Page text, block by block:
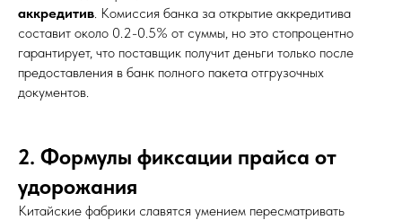
аккредитив . Комиссия банка за открытие аккредитива
составит около 0.2-0.5% от суммы, но это стопроцентно
гарантирует, что поставщик получит деньги только после
предоставления в банк полного пакета отгрузочных
документов.
2. Формулы фиксации прайса от
удорожания
Китайские фабрики славятся умением пересматривать